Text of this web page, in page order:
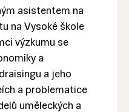
asistentem na
na Vysoké škole
výzkumu se
a
a jeho
a problematice
uměleckých a